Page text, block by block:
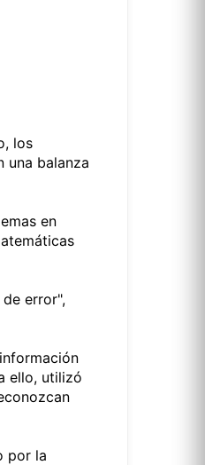
los
una balanza
en
error",
ello, utilizó
por la